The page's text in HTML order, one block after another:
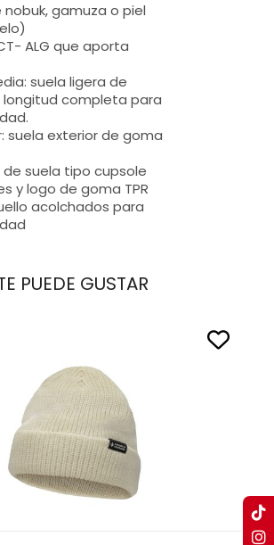
nobuk, gamuza o piel
ALG que aporta
suela ligera de
completa para
suela exterior de goma
de suela tipo cupsole
y logo de goma TPR
acolchados para
PUEDE GUSTAR